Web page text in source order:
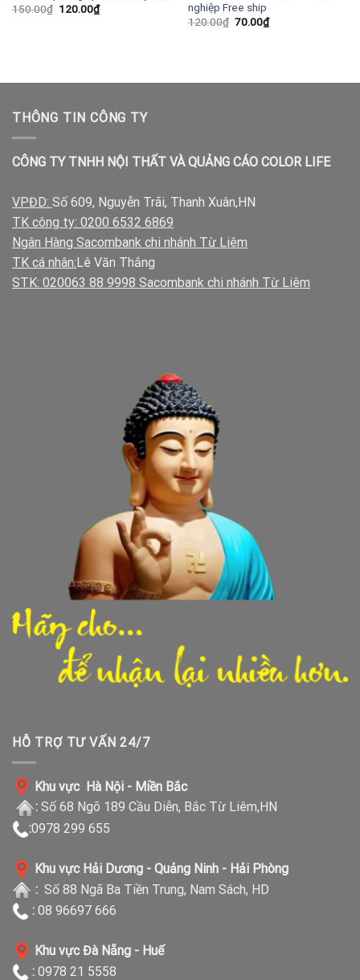
150.00₫ Giá
120.00₫Giá
hiện
nghiệp Free ship
120.00₫ Giá
70.00₫Giá
hiện
THÔNG TIN CÔNG TY
CÔNG TY TNHH NỘI THẤT VÀ QUẢNG CÁO COLOR LIFE
VPĐD: Số 609, Nguyễn Trãi, Thanh Xuân,HN
TK công ty: 0200 6532 6869
Ngân Hàng Sacombank chi nhánh Từ Liêm
TK cá nhân:Lê Văn Thắng
STK: 020063 88 9998 Sacombank chi nhánh Từ Liêm
HỖ TRỢ TƯ VẤN 24/7
Khu vực Hà Nội - Miền Bắc
: Số 68 Ngõ 189 Cầu Diễn, Bắc Từ Liêm,HN
:0978 299 655
Khu vực Hải Dương - Quảng Ninh - Hải Phòng
: Số 88 Ngã Ba Tiền Trung, Nam Sách, HD
: 08 96697 666
Khu vực Đà Nẵng - Huế
: 0978 21 5558